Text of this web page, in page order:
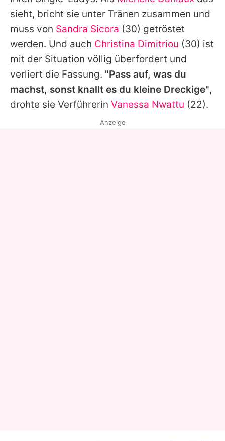
sieht, bricht sie unter Tränen zusammen und
muss von Sandra Sicora (30) getröstet
werden. Und auch Christina Dimitriou (30) ist
mit der Situation völlig überfordert und
verliert die Fassung. "Pass auf, was du
machst, sonst knallt es du kleine Dreckige",
drohte sie Verführerin Vanessa Nwattu (22).
Anzeige